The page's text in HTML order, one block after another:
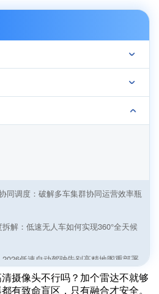
同调度：破解多车集群协同运营效率瓶
解：低速无人车如何实现360°全天候
低速自动驾驶告别高精地图重部署
摄像头不行吗？加个雷达不就够
有致命盲区，只有融合才安全。